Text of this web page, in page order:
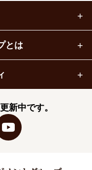
とは
新中です。